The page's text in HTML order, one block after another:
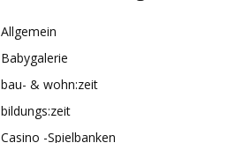
Allgemein
Babygalerie
bau- & wohn:zeit
bildungs:zeit
Casino -Spielbanken